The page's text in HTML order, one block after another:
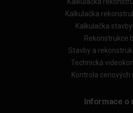
Kalkulačka
Kalkulačka
Rekonstrukce
Stavby a
Technická
Kontrola cenových
Informace o